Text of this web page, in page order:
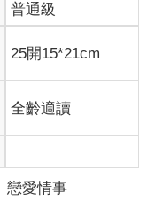
普通級
25開15*21cm
全齡適讀
戀愛情事